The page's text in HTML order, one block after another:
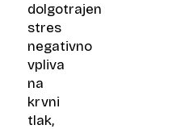
dolgotrajen
stres
negativno
vpliva
na
krvni
tlak,